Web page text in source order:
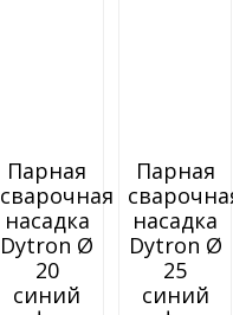
Парная
сварочная
насадка
Dytron Ø
20
синий
Парная
насадка
Dytron Ø
25
синий